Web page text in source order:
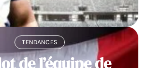
TENDANCES
de l’équipe de